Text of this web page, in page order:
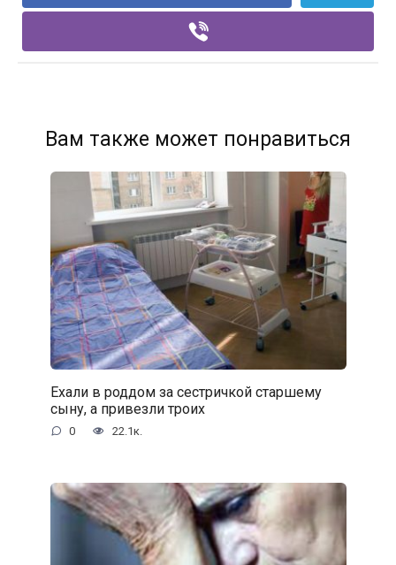
Вам также может понравиться
Ехали в роддом за сестричкой старшему
сыну, а привезли троих
0 22.1к.